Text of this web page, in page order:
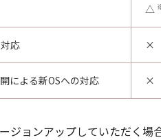
△
応 ×
による新OSへの対応 ×
ョンアップしていただく